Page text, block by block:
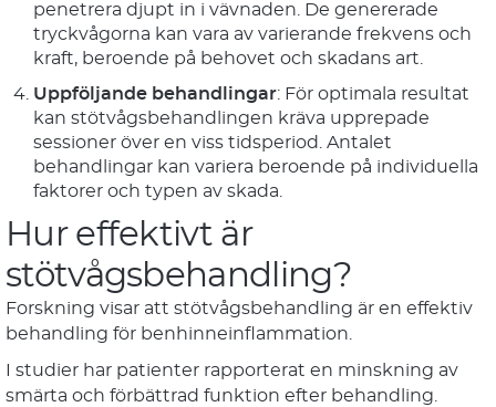
penetrera djupt in i vävnaden. De genererade
tryckvågorna kan vara av varierande frekvens och
kraft, beroende på behovet och skadans art.
Uppföljande behandlingar: För optimala resultat
kan stötvågsbehandlingen kräva upprepade
sessioner över en viss tidsperiod. Antalet
behandlingar kan variera beroende på individuella
faktorer och typen av skada.
Hur effektivt är
stötvågsbehandling?
Forskning visar att stötvågsbehandling är en effektiv
behandling för benhinneinflammation.
I studier har patienter rapporterat en minskning av
smärta och förbättrad funktion efter behandling.